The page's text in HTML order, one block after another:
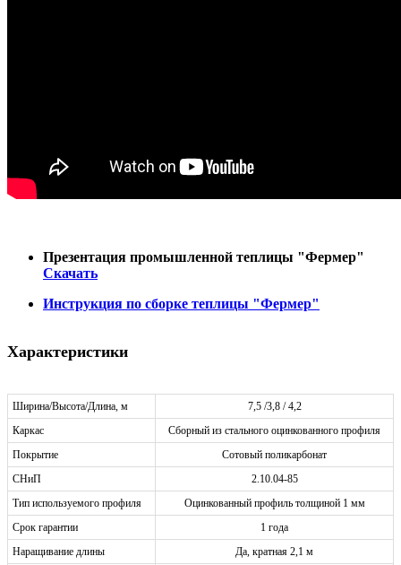
Презентация промышленной теплицы "Фермер"
Скачать
Инструкция по сборке теплицы "Фермер"
Характеристики
Ширина/Высота/Длина, м
7,5 /3,8 / 4,2
Каркас
Сборный из стального оцинкованного профиля
Покрытие
Сотовый поликарбонат
СНиП
2.10.04-85
Тип используемого профиля
Оцинкованный профиль толщиной 1 мм
Срок гарантии
1 года
Наращивание длины
Да, кратная 2,1 м